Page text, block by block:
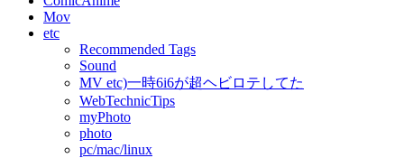
Mov
etc
Recommended Tags
Sound
MV etc)一時6i6が超ヘビロテしてた
WebTechnicTips
myPhoto
photo
pc/mac/linux